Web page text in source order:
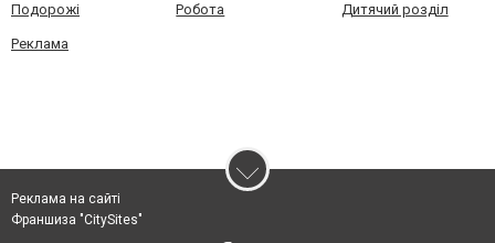
Подорожі Робота Дитячий розділ
Реклама
Реклама на сайті
Франшиза "CitySites"